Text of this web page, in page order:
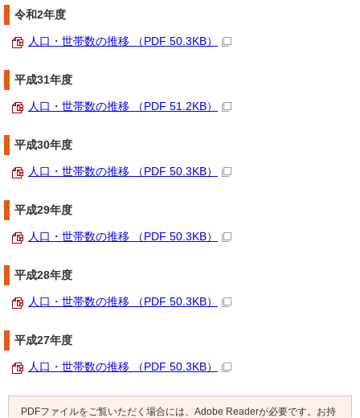
令和2年度
人口・世帯数の推移 （PDF 50.3KB）
平成31年度
人口・世帯数の推移 （PDF 51.2KB）
平成30年度
人口・世帯数の推移 （PDF 50.3KB）
平成29年度
人口・世帯数の推移 （PDF 50.3KB）
平成28年度
人口・世帯数の推移 （PDF 50.3KB）
平成27年度
人口・世帯数の推移 （PDF 50.3KB）
PDFファイルをご覧いただく場合には、Adobe Readerが必要です。お持